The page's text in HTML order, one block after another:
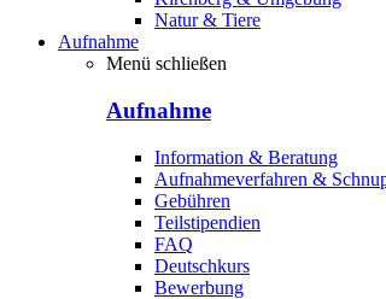
Natur & Tiere
Aufnahme
Menü schließen
Aufnahme
Information & Beratung
Aufnahmeverfahren &
Gebühren
Teilstipendien
FAQ
Deutschkurs
Bewerbung